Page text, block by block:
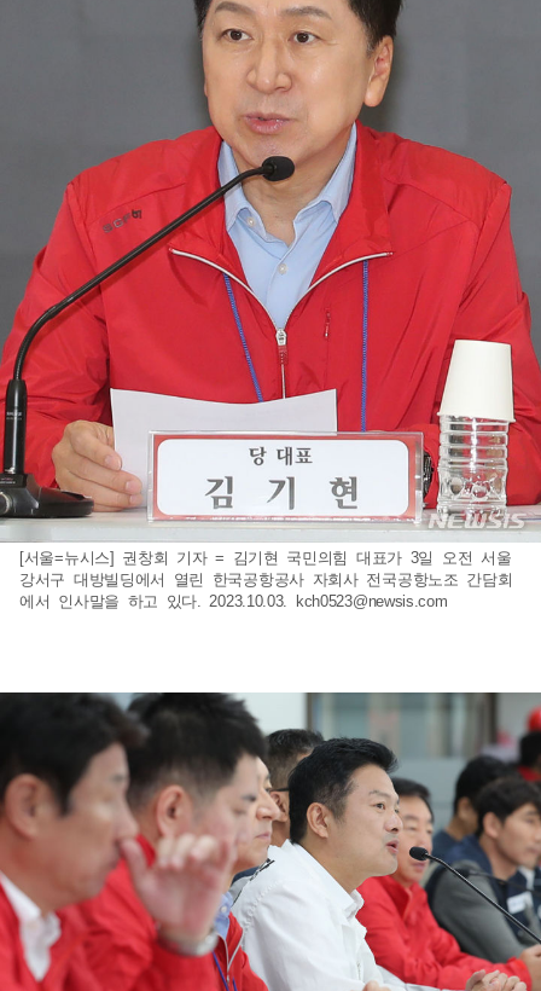
[서울=뉴시스] 권창회 기자 = 김기현 국민의힘 대표가 3일 오전 서울
강서구 대방빌딩에서 열린 한국공항공사 자회사 전국공항노조 간담회
에서 인사말을 하고 있다. 2023.10.03. kch0523@newsis.com